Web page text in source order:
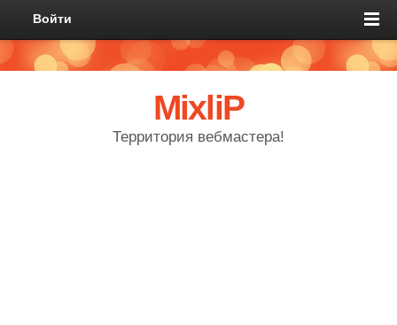
Войти
MixliP
Территория вебмастера!